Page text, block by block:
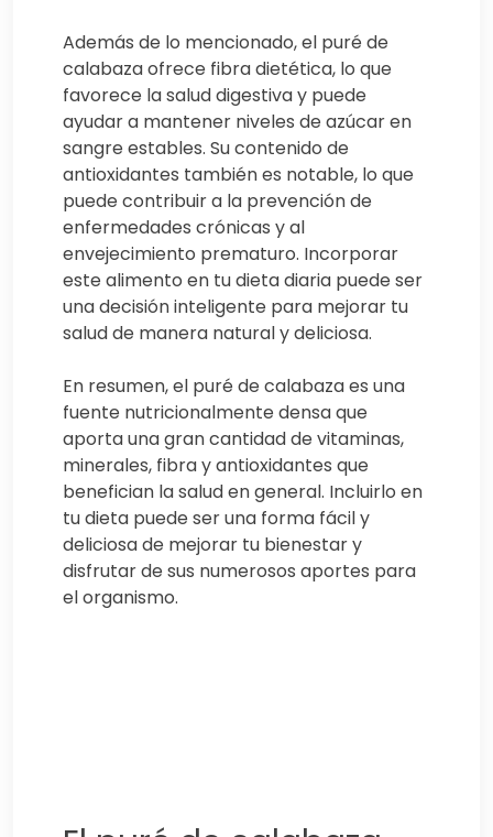
Además de lo mencionado, el puré de
calabaza ofrece fibra dietética, lo que
favorece la salud digestiva y puede
ayudar a mantener niveles de azúcar en
sangre estables. Su contenido de
antioxidantes también es notable, lo que
puede contribuir a la prevención de
enfermedades crónicas y al
envejecimiento prematuro. Incorporar
este alimento en tu dieta diaria puede ser
una decisión inteligente para mejorar tu
salud de manera natural y deliciosa.
En resumen, el puré de calabaza es una
fuente nutricionalmente densa que
aporta una gran cantidad de vitaminas,
minerales, fibra y antioxidantes que
benefician la salud en general. Incluirlo en
tu dieta puede ser una forma fácil y
deliciosa de mejorar tu bienestar y
disfrutar de sus numerosos aportes para
el organismo.